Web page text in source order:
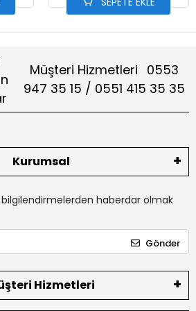
Müşteri Hizmetleri 0553
947 35 15 / 0551 415 35 35
Kurumsal
haberdar olmak
Gönder
Hizmetleri